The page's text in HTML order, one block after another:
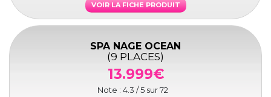
VOIR LA FICHE PRODUIT
SPA NAGE OCEAN
(9 PLACES)
13.999€
Note : 4.3 / 5 sur72